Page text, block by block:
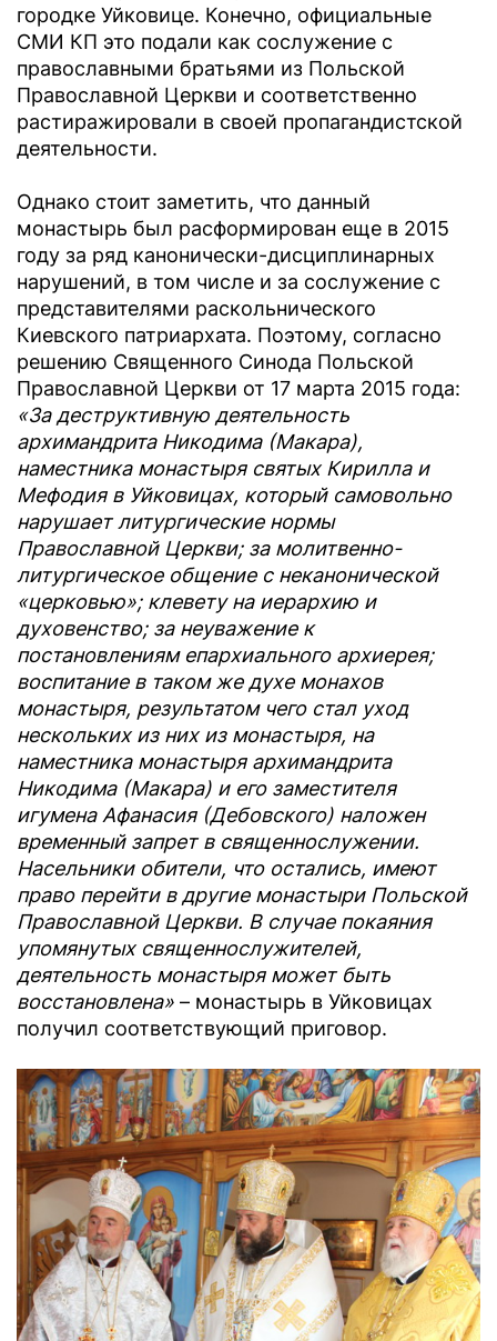
городке Уйковице. Конечно, официальные
СМИ КП это подали как сослужение с
православными братьями из Польской
Православной Церкви и соответственно
растиражировали в своей пропагандистской
деятельности.
Однако стоит заметить, что данный
монастырь был расформирован еще в 2015
году за ряд канонически-дисциплинарных
нарушений, в том числе и за сослужение с
представителями раскольнического
Киевского патриархата. Поэтому, согласно
решению Священного Синода Польской
Православной Церкви от 17 марта 2015 года:
«За деструктивную деятельность
архимандрита Никодима (Макара),
наместника монастыря святых Кирилла и
Мефодия в Уйковицах, который самовольно
нарушает литургические нормы
Православной Церкви; за молитвенно-
литургическое общение с неканонической
«церковью»; клевету на иерархию и
духовенство; за неуважение к
постановлениям епархиального архиерея;
воспитание в таком же духе монахов
монастыря, результатом чего стал уход
нескольких из них из монастыря, на
наместника монастыря архимандрита
Никодима (Макара) и его заместителя
игумена Афанасия (Дебовского) наложен
временный запрет в священнослужении.
Насельники обители, что остались, имеют
право перейти в другие монастыри Польской
Православной Церкви. В случае покаяния
упомянутых священнослужителей,
деятельность монастыря может быть
восстановлена» – монастырь в Уйковицах
получил соответствующий приговор.